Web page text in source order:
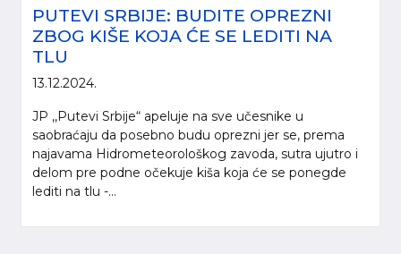
PUTEVI SRBIJE: BUDITE OPREZNI
ZBOG KIŠE KOJA ĆE SE LEDITI NA
TLU
13.12.2024.
JP ,,Putevi Srbije“ apeluje na sve učesnike u
saobraćaju da posebno budu oprezni jer se, prema
najavama Hidrometeorološkog zavoda, sutra ujutro i
delom pre podne očekuje kiša koja će se ponegde
lediti na tlu -...